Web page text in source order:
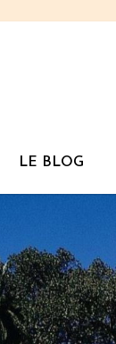
LE BLOG